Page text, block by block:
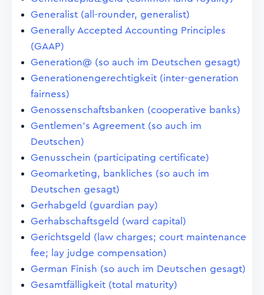
Generalist (all-rounder, generalist)
Generally Accepted Accounting Principles
(GAAP)
Generation@ (so auch im Deutschen gesagt)
Generationengerechtigkeit (inter-generation
fairness)
Genossenschaftsbanken (cooperative banks)
Gentlemen's Agreement (so auch im
Deutschen)
Genusschein (participating certificate)
Geomarketing, bankliches (so auch im
Deutschen gesagt)
Gerhabgeld (guardian pay)
Gerhabschaftsgeld (ward capital)
Gerichtsgeld (law charges; court maintenance
fee; lay judge compensation)
German Finish (so auch im Deutschen gesagt)
Gesamtfälligkeit (total maturity)